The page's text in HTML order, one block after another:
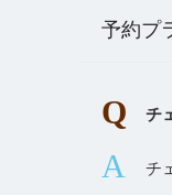
予約プ
チ
チ